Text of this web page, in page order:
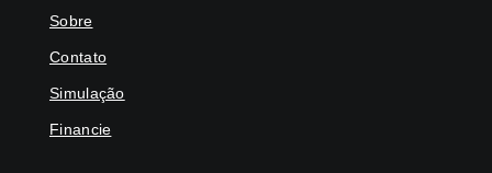
Sobre
Contato
Simulação
Financie